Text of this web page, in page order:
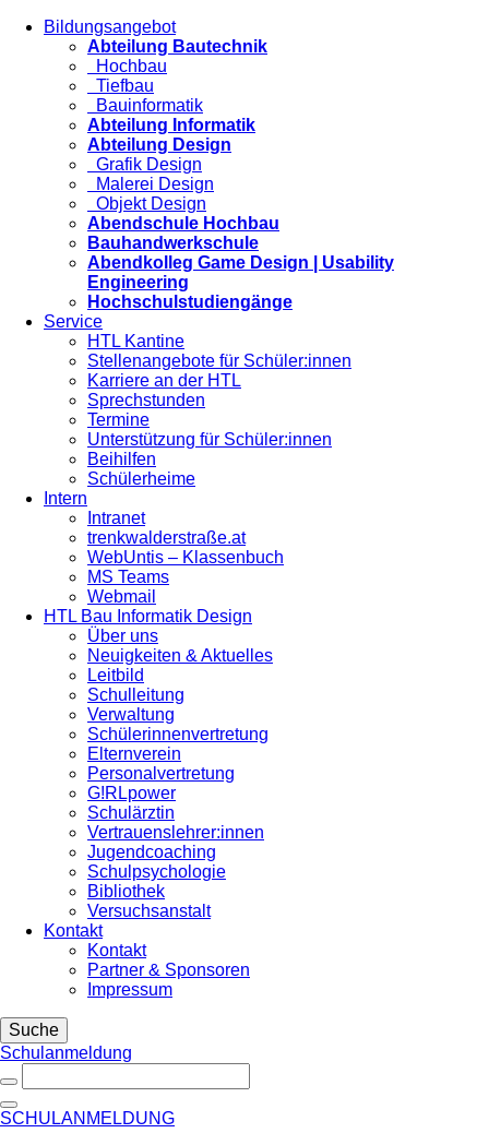
Bildungsangebot
Abteilung Bautechnik
Hochbau
Tiefbau
Bauinformatik
Abteilung Informatik
Abteilung Design
Grafik Design
Malerei Design
Objekt Design
Abendschule Hochbau
Bauhandwerkschule
Abendkolleg Game Design | Usability
Engineering
Hochschulstudiengänge
Service
HTL Kantine
Stellenangebote für Schüler:innen
Karriere an der HTL
Sprechstunden
Termine
Unterstützung für Schüler:innen
Beihilfen
Schülerheime
Intern
Intranet
trenkwalderstraße.at
WebUntis – Klassenbuch
MS Teams
Webmail
HTL Bau Informatik Design
Über uns
Neuigkeiten & Aktuelles
Leitbild
Schulleitung
Verwaltung
Schülerinnenvertretung
Elternverein
Personalvertretung
G!RLpower
Schulärztin
Vertrauenslehrer:innen
Jugendcoaching
Schulpsychologie
Bibliothek
Versuchsanstalt
Kontakt
Kontakt
Partner & Sponsoren
Impressum
Suche
Schulanmeldung
SCHULANMELDUNG